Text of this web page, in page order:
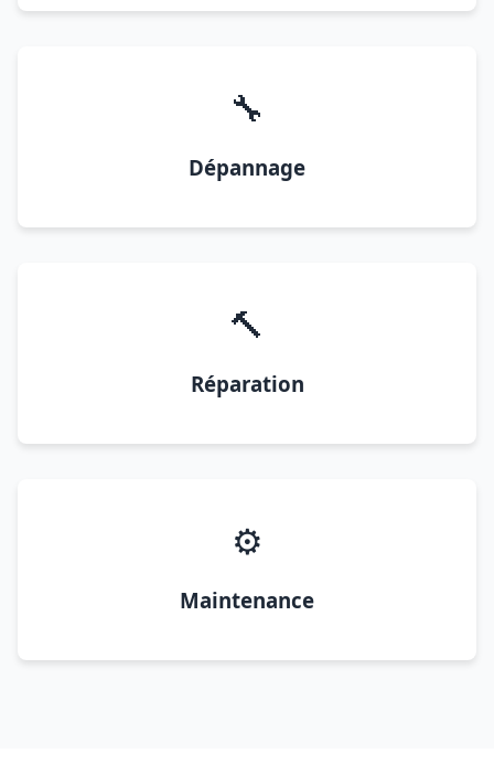
🔧
Dépannage
🔨
Réparation
⚙️
Maintenance